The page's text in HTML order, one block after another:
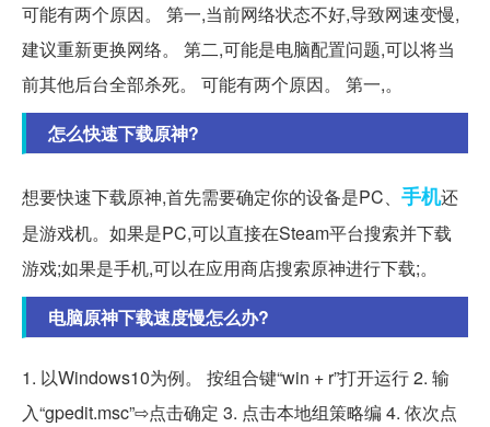
可能有两个原因。 第一,当前网络状态不好,导致网速变慢,
建议重新更换网络。 第二,可能是电脑配置问题,可以将当
前其他后台全部杀死。 可能有两个原因。 第一,。
怎么快速下载原神?
想要快速下载原神,首先需要确定你的设备是PC、 手机还
是游戏机。如果是PC,可以直接在Steam平台搜索并下载
游戏;如果是手机,可以在应用商店搜索原神进行下载;。
电脑原神下载速度慢怎么办?
1. 以Windows10为例。 按组合键“win + r”打开运行 2. 输
入“gpedit.msc”⇨点击确定 3. 点击本地组策略编 4. 依次点